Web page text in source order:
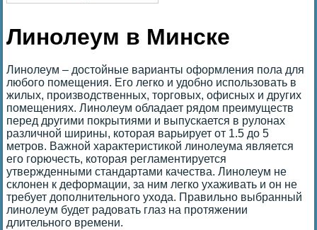
Линолеум в Минске
Линолеум – достойные варианты оформления пола для
любого помещения. Его легко и удобно использовать в
жилых, производственных, торговых, офисных и других
помещениях. Линолеум обладает рядом преимуществ
перед другими покрытиями и выпускается в рулонах
различной ширины, которая варьирует от 1.5 до 5
метров. Важной характеристикой линолеума является
его горючесть, которая регламентируется
утвержденными стандартами качества. Линолеум не
склонен к деформации, за ним легко ухаживать и он не
требует дополнительного ухода. Правильно выбранный
линолеум будет радовать глаз на протяжении
длительного времени.